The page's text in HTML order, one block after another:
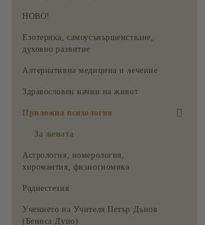
НОВО!
Езотерика, самоусъвършенстване,
духовно развитие
Алтернативна медицина и лечение
Здравословен начин на живот
Приложна психология
За жената
Астрология, номерология,
хиромантия, физиогномика
Радиестезия
Учението на Учителя Петър Дънов
(Беинса Дуно)